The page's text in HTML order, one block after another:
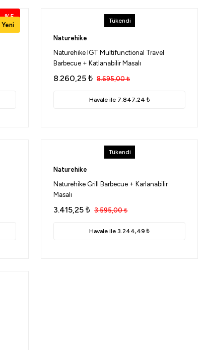
%5
Yeni
Tükendi
Naturehike
Naturehike IGT Multifunctional Travel
Barbecue + Katlanabilir Masalı
8.260,25 ₺ 8.695,00₺
Havale ile 7.847,24 ₺
Tükendi
Naturehike
Naturehike Grill Barbecue + Karlanabilir
Masalı
3.415,25 ₺ 3.595,00₺
Havale ile 3.244,49 ₺